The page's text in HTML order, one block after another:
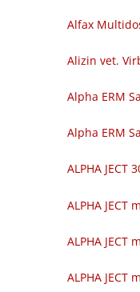
Alfax
Alizin vet.
Alpha ERM
Alpha ERM
ALPHA JECT
ALPHA JECT
ALPHA JECT
ALPHA JECT